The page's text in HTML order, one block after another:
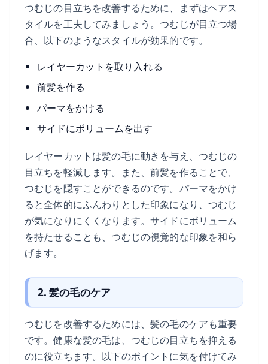
つむじの目立ちを改善するために、まずはヘアス
タイルを工夫してみましょう。つむじが目立つ場
合、以下のようなスタイルが効果的です。
レイヤーカットを取り入れる
前髪を作る
パーマをかける
サイドにボリュームを出す
レイヤーカットは髪の毛に動きを与え、つむじの
目立ちを軽減します。また、前髪を作ることで、
つむじを隠すことができるのです。パーマをかけ
ると全体的にふんわりとした印象になり、つむじ
が気になりにくくなります。サイドにボリューム
を持たせることも、つむじの視覚的な印象を和ら
げます。
2. 髪の毛のケア
つむじを改善するためには、髪の毛のケアも重要
です。健康な髪の毛は、つむじの目立ちを抑える
のに役立ちます。以下のポイントに気を付けてみ